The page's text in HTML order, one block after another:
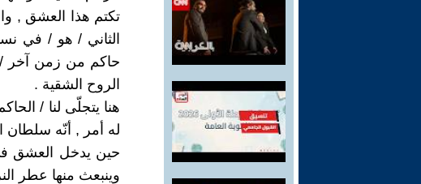
تكتم هذا العشق ,
الثاني / هو / في
حاكم من زمن آخر /
الروح الشقية .
هنا يتجلّى لنا /
له أمر , أنّه
حين يدخل العشق
وينبعث منها عطر